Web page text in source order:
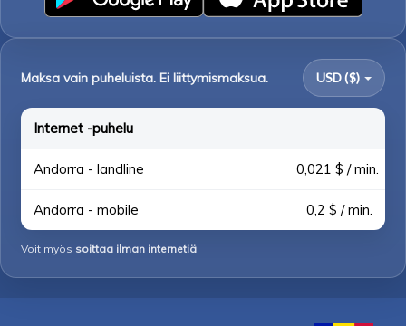
Maksa vain puheluista. Ei liittymismaksua. USD ($)
Internet -puhelu
Andorra - landline 0,021 $ / min.
Andorra - mobile 0,2 $ / min.
Voit myös soittaa ilman internetiä.